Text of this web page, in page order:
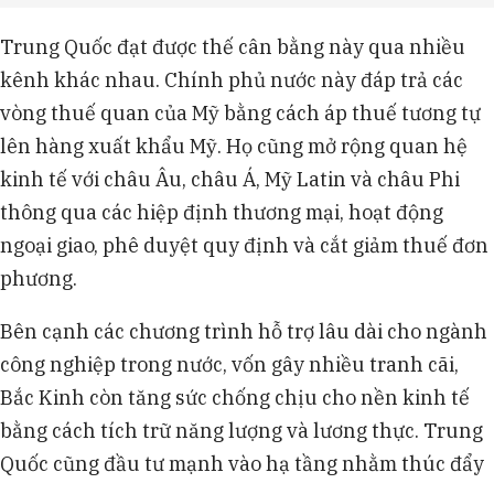
Trung Quốc đạt được thế cân bằng này qua nhiều
kênh khác nhau. Chính phủ nước này đáp trả các
vòng thuế quan của Mỹ bằng cách áp thuế tương tự
lên hàng xuất khẩu Mỹ. Họ cũng mở rộng quan hệ
kinh tế với châu Âu, châu Á, Mỹ Latin và châu Phi
thông qua các hiệp định thương mại, hoạt động
ngoại giao, phê duyệt quy định và cắt giảm thuế đơn
phương.
Bên cạnh các chương trình hỗ trợ lâu dài cho ngành
công nghiệp trong nước, vốn gây nhiều tranh cãi,
Bắc Kinh còn tăng sức chống chịu cho nền kinh tế
bằng cách tích trữ năng lượng và lương thực. Trung
Quốc cũng đầu tư mạnh vào hạ tầng nhằm thúc đẩy